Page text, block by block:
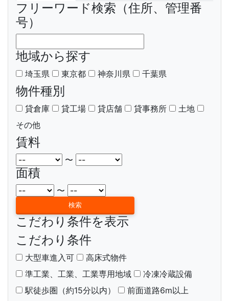
フリーワード検索（住所、管理番
号）
地域から探す
埼玉県 東京都 神奈川県 千葉県
物件種別
貸倉庫 貸工場 貸店舗 貸事務所
土地
その他
賃料
〜
面積
〜
こだわり条件を表示
こだわり条件
大型車進入可
高床式物件
準工業、工業、工業専用地域
冷凍冷蔵設備
駅徒歩圏（約15分以内）
前面道路6m以上